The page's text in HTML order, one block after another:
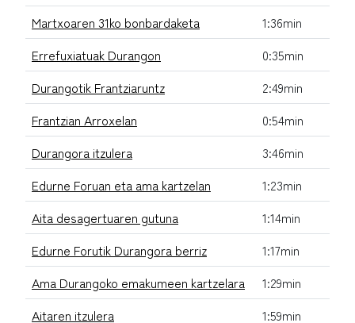
Martxoaren 31ko bonbardaketa
1:36min
Errefuxiatuak Durangon
0:35min
Durangotik Frantziaruntz
2:49min
Frantzian Arroxelan
0:54min
Durangora itzulera
3:46min
Edurne Foruan eta ama kartzelan
1:23min
Aita desagertuaren gutuna
1:14min
Edurne Forutik Durangora berriz
1:17min
Ama Durangoko emakumeen kartzelara
1:29min
Aitaren itzulera
1:59min